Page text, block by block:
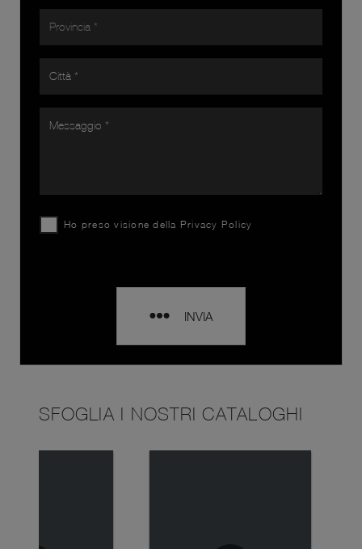
Ho preso visione della Privacy Policy
INVIA
SFOGLIA I NOSTRI CATALOGHI